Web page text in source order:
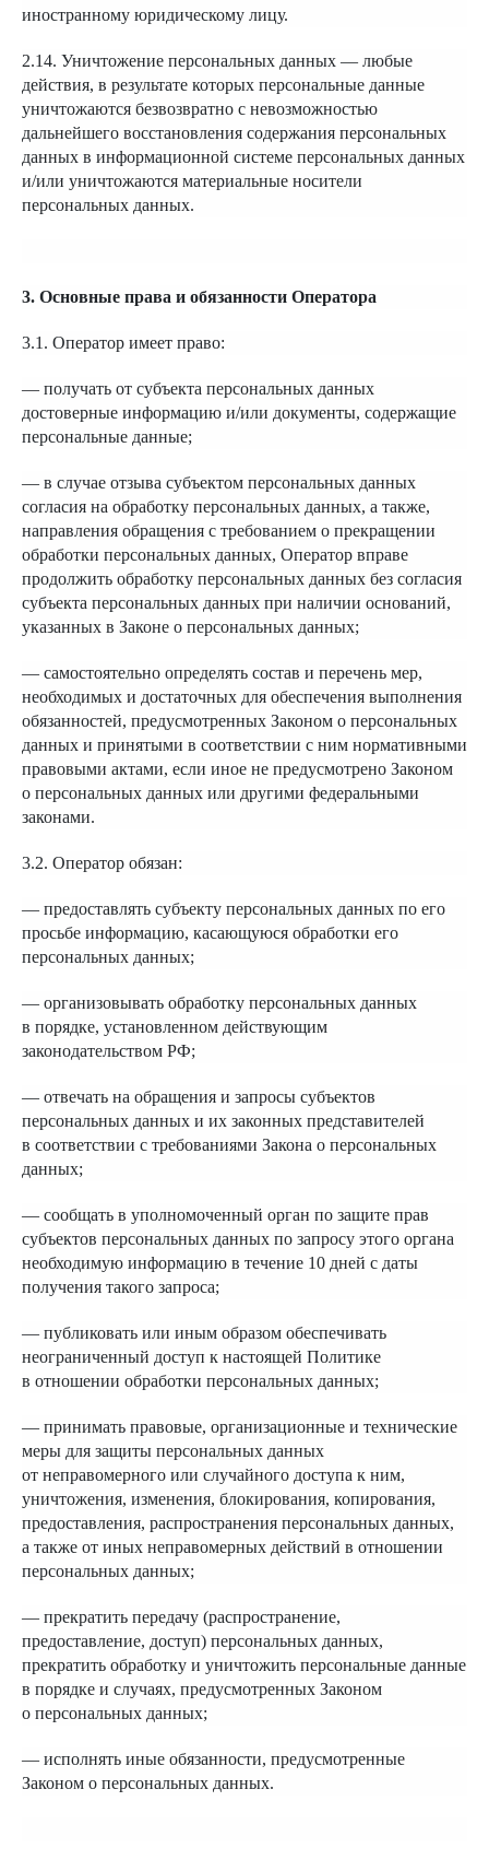
иностранному юридическому лицу.
2.14. Уничтожение персональных данных — любые
действия, в результате которых персональные данные
уничтожаются безвозвратно с невозможностью
дальнейшего восстановления содержания персональных
данных в информационной системе персональных данных
и/или уничтожаются материальные носители
персональных данных.
3. Основные права и обязанности Оператора
3.1. Оператор имеет право:
— получать от субъекта персональных данных
достоверные информацию и/или документы, содержащие
персональные данные;
— в случае отзыва субъектом персональных данных
согласия на обработку персональных данных, а также,
направления обращения с требованием о прекращении
обработки персональных данных, Оператор вправе
продолжить обработку персональных данных без согласия
субъекта персональных данных при наличии оснований,
указанных в Законе о персональных данных;
— самостоятельно определять состав и перечень мер,
необходимых и достаточных для обеспечения выполнения
обязанностей, предусмотренных Законом о персональных
данных и принятыми в соответствии с ним нормативными
правовыми актами, если иное не предусмотрено Законом
о персональных данных или другими федеральными
законами.
3.2. Оператор обязан:
— предоставлять субъекту персональных данных по его
просьбе информацию, касающуюся обработки его
персональных данных;
— организовывать обработку персональных данных
в порядке, установленном действующим
законодательством РФ;
— отвечать на обращения и запросы субъектов
персональных данных и их законных представителей
в соответствии с требованиями Закона о персональных
данных;
— сообщать в уполномоченный орган по защите прав
субъектов персональных данных по запросу этого органа
необходимую информацию в течение 10 дней с даты
получения такого запроса;
— публиковать или иным образом обеспечивать
неограниченный доступ к настоящей Политике
в отношении обработки персональных данных;
— принимать правовые, организационные и технические
меры для защиты персональных данных
от неправомерного или случайного доступа к ним,
уничтожения, изменения, блокирования, копирования,
предоставления, распространения персональных данных,
а также от иных неправомерных действий в отношении
персональных данных;
— прекратить передачу (распространение,
предоставление, доступ) персональных данных,
прекратить обработку и уничтожить персональные данные
в порядке и случаях, предусмотренных Законом
о персональных данных;
— исполнять иные обязанности, предусмотренные
Законом о персональных данных.